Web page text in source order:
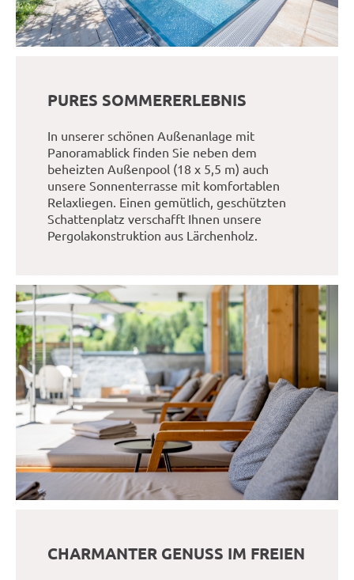
PURES SOMMERERLEBNIS
In unserer schönen Außenanlage mit
Panoramablick finden Sie neben dem
beheizten Außenpool (18 x 5,5 m) auch
unsere Sonnenterrasse mit komfortablen
Relaxliegen. Einen gemütlich, geschützten
Schattenplatz verschafft Ihnen unsere
Pergolakonstruktion aus Lärchenholz.
CHARMANTER GENUSS IM FREIEN